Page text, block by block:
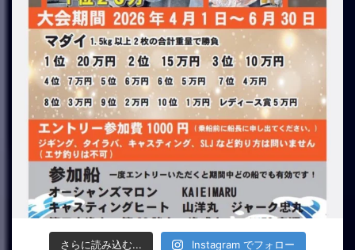
さらに読み込む... Instagram でフォロー